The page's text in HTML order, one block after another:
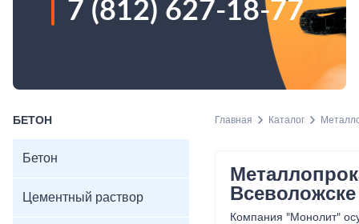
7 (812) 627-18-77
БЕТОН
Бетон
Цементный раствор
Главная Каталог
Всеволожске
Компания "Монолит"